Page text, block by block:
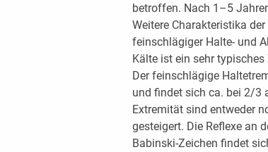
betroffen. Nach 1–5
Weitere Charakteristika
feinschlägiger Halte- und
Kälte ist ein sehr
Der feinschlägige
und findet sich ca. bei 2/3
Extremität sind entweder
gesteigert. Die Reflexe an
Babinski-Zeichen findet